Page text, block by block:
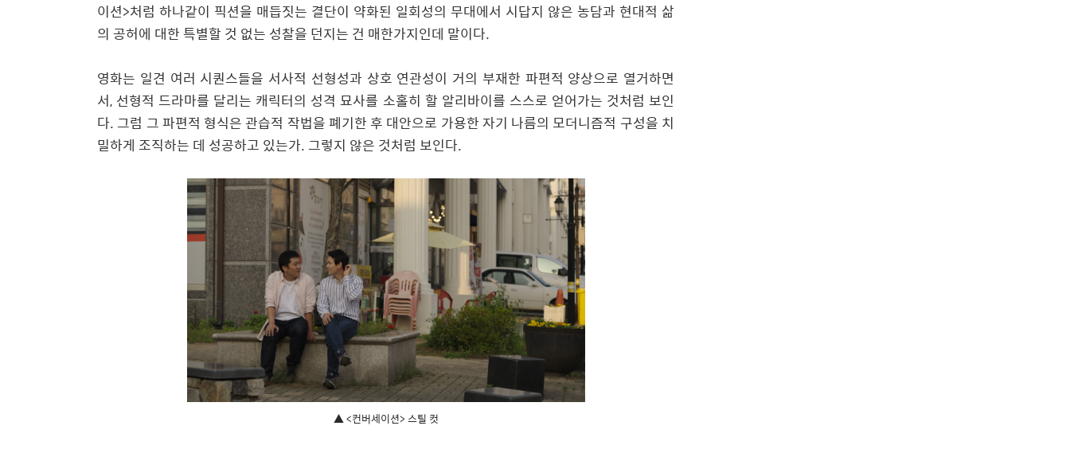
이션>처럼 하나같이 픽션을 매듭짓는 결단이 약화된 일회성의 무대에서 시답지 않은 농담과 현대적 삶
의 공허에 대한 특별할 것 없는 성찰을 던지는 건 매한가지인데 말이다.
영화는 일견 여러 시퀀스들을 서사적 선형성과 상호 연관성이 거의 부재한 파편적 양상으로 열거하면
서, 선형적 드라마를 달리는 캐릭터의 성격 묘사를 소홀히 할 알리바이를 스스로 얻어가는 것처럼 보인
다. 그럼 그 파편적 형식은 관습적 작법을 폐기한 후 대안으로 가용한 자기 나름의 모더니즘적 구성을 치
밀하게 조직하는 데 성공하고 있는가. 그렇지 않은 것처럼 보인다.
▲ <컨버세이션> 스틸 컷